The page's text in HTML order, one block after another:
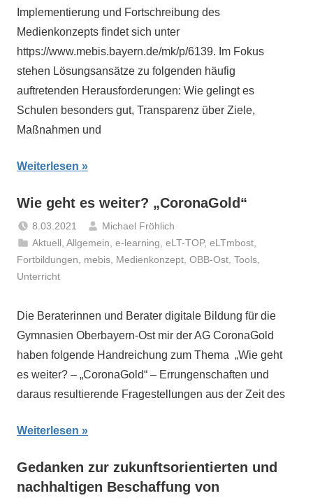
Implementierung und Fortschreibung des
Medienkonzepts findet sich unter
https://www.mebis.bayern.de/mk/p/6139. Im Fokus
stehen Lösungsansätze zu folgenden häufig
auftretenden Herausforderungen: Wie gelingt es
Schulen besonders gut, Transparenz über Ziele,
Maßnahmen und
Weiterlesen
Wie geht es weiter? „CoronaGold“
8.03.2021
Michael Fröhlich
Aktuell,Allgemein,e-learning,eLT-TOP,eLTmbost,
Fortbildungen, mebis, Medienkonzept, OBB-Ost, Tools,
Unterricht
Die Beraterinnen und Berater digitale Bildung für die
Gymnasien Oberbayern-Ost mir der AG CoronaGold
haben folgende Handreichung zum Thema „Wie geht
es weiter? – „CoronaGold“ – Errungenschaften und
daraus resultierende Fragestellungen aus der Zeit des
Weiterlesen
Gedanken zur zukunftsorientierten und
nachhaltigen Beschaffung von